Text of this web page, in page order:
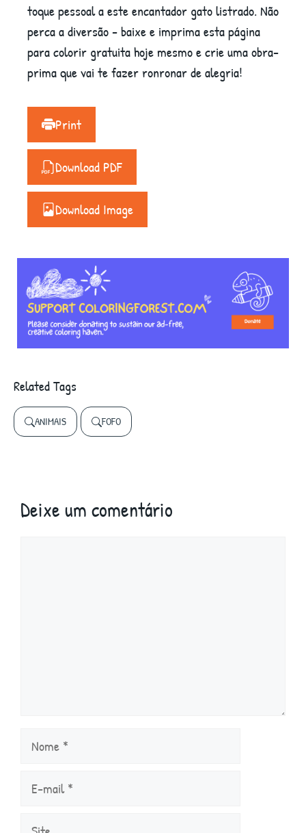
toque pessoal a este encantador gato listrado. Não
perca a diversão - baixe e imprima esta página
para colorir gratuita hoje mesmo e crie uma obra-
prima que vai te fazer ronronar de alegria!
Print
Download PDF
Download Image
Related Tags
ANIMAIS FOFO
Deixe um comentário
Nome
Site